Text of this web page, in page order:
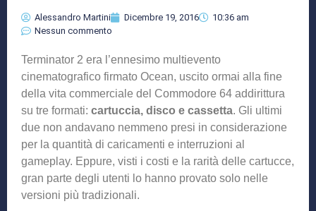
Alessandro Martini Dicembre 19, 2016
10:36 am
Nessun commento
Terminator 2 era l’ennesimo multievento
cinematografico firmato Ocean, uscito ormai alla fine
della vita commerciale del Commodore 64 addirittura
su tre formati: cartuccia, disco e cassetta. Gli ultimi
due non andavano nemmeno presi in considerazione
per la quantità di caricamenti e interruzioni al
gameplay. Eppure, visti i costi e la rarità delle cartucce,
gran parte degli utenti lo hanno provato solo nelle
versioni più tradizionali.